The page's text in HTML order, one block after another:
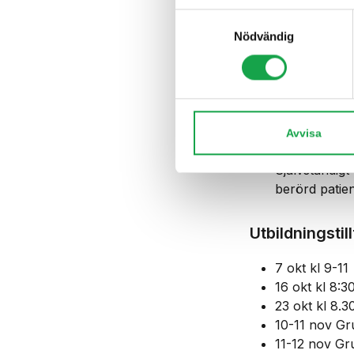
Nödvändig
Avvisa
Utföra en
Ge förslag
Efter
berörd
7 okt kl 9-11
16 okt kl
23 okt kl
10-11 nov
11-12 nov